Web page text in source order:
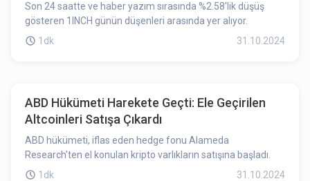
Son 24 saatte ve haber yazım sırasında %2.58'lik düşüş
gösteren 1INCH günün düşenleri arasında yer alıyor.
1dk
31.10.2024
ABD Hükümeti Harekete Geçti: Ele Geçirilen
Altcoinleri Satışa Çıkardı
ABD hükümeti, iflas eden hedge fonu Alameda
Research'ten el konulan kripto varlıkların satışına başladı.
1dk
31.10.2024